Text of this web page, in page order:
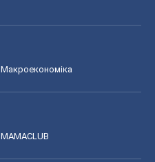
Макроекономіка
MAMACLUB